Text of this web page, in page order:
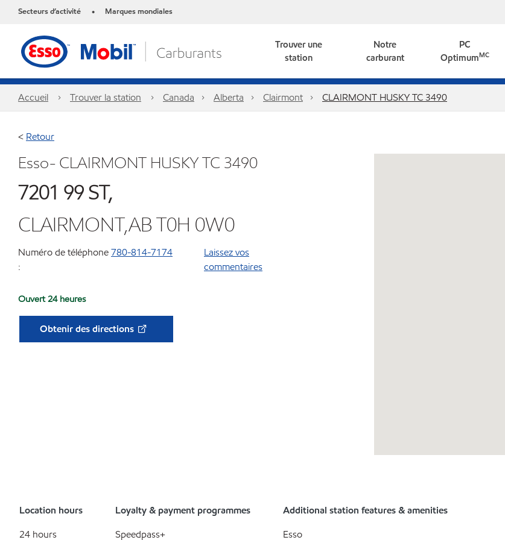
Secteurs d’activité • Marques mondiales
Trouver une
station
Notre
carburant
PC
OptimumMC
Accueil Trouver la station Canada Alberta Clairmont CLAIRMONT HUSKY TC 3490
< Retour
Esso- CLAIRMONT HUSKY TC 3490
7201 99 ST,
CLAIRMONT,AB T0H 0W0
Numéro de téléphone
:
780-814-7174
Laissez vos
commentaires
Ouvert 24 heures
Obtenir des directions
Location hours
24 hours
Loyalty & payment programmes
Speedpass+
Additional station features & amenities
Esso